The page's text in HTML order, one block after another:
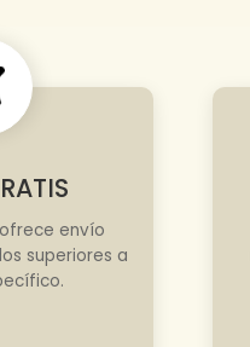
envío
superiores a